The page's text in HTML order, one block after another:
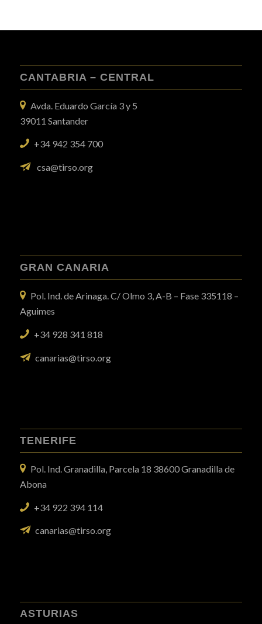
CANTABRIA – CENTRAL
Avda. Eduardo García 3 y 5
39011 Santander
+34 942 354 700
csa@tirso.org
GRAN CANARIA
Pol. Ind. de Arinaga. C/ Olmo 3, A-B – Fase 335118 –
Aguimes
+34 928 341 818
canarias@tirso.org
TENERIFE
Pol. Ind. Granadilla, Parcela 18 38600 Granadilla de
Abona
+34 922 394 114
canarias@tirso.org
ASTURIAS